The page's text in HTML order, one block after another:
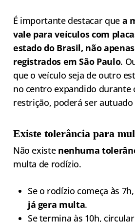
É importante destacar que a
vale para veículos com
estado do Brasil, não
registrados em São Paulo.
que o veículo seja de outro
no centro expandido durante
restrição, poderá ser
Existe tolerância para
Não existe nenhuma
multa de rodízio.
Se o rodízio começa às
já gera multa.
Se termina às 10h,